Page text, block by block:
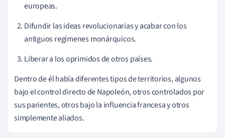
europeas.
Difundir las ideas revolucionarias y acabar con los
antiguos regímenes monárquicos.
Liberar a los oprimidos de otros países.
Dentro de él había diferentes tipos de territorios, algunos
bajo el control directo de Napoleón, otros controlados por
sus parientes, otros bajo la influencia francesa y otros
simplemente aliados.